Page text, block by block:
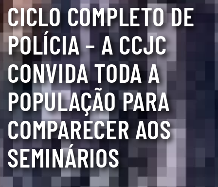
CICLO COMPLETO DE
POLÍCIA – A CCJC
CONVIDA TODA A
POPULAÇÃO PARA
COMPARECER AOS
SEMINÁRIOS